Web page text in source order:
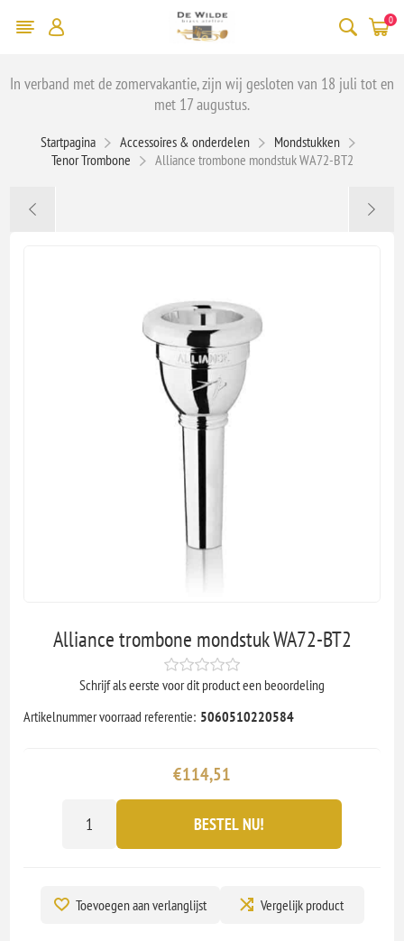
0
In verband met de zomervakantie, zijn wij gesloten van 18 juli tot en
met 17 augustus.
Startpagina Accessoires & onderdelen
Mondstukken
Tenor Trombone
Alliance trombone mondstuk WA72-BT2
Alliance trombone mondstuk WA72-BT2
Schrijf als eerste voor dit product een beoordeling
Artikelnummer voorraad referentie: 5060510220584
€114,51
BESTEL NU!
Toevoegen aan verlanglijst Vergelijk product